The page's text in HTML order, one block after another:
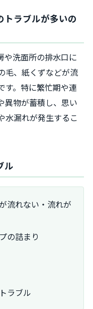
トラブルが多いの
や洗面所の排水口に
毛、紙くずなどが流
す。特に繁忙期や連
異物が蓄積し、思い
水漏れが発生するこ
ル
流れない・流れが
の詰まり
ラブル